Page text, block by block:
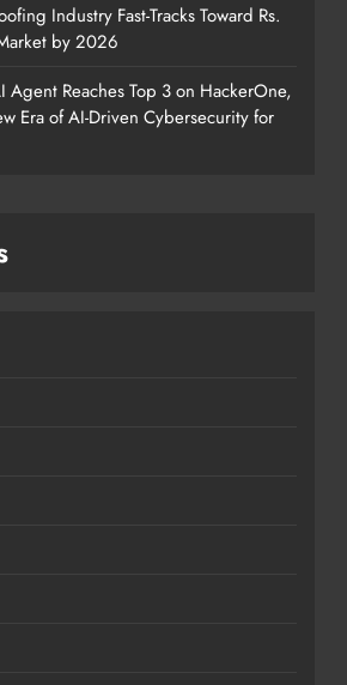
Industry Fast-Tracks Toward Rs.
by 2026
Agent Reaches Top 3 on HackerOne,
Era of AI-Driven Cybersecurity for